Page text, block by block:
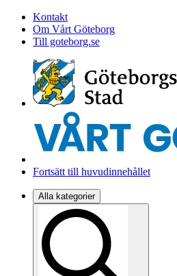
Kontakt
Om Vårt Göteborg
Till goteborg.se
Fortsätt till huvudinnehållet
Alla kategorier